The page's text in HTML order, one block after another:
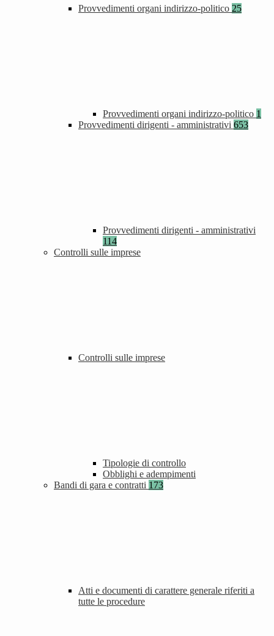
Provvedimenti organi indirizzo-politico 25
Provvedimenti organi indirizzo-politico 1
Provvedimenti dirigenti - amministrativi 653
Provvedimenti dirigenti - amministrativi
114
Controlli sulle imprese
Controlli sulle imprese
Tipologie di controllo
Obblighi e adempimenti
Bandi di gara e contratti 173
Atti e documenti di carattere generale riferiti a
tutte le procedure